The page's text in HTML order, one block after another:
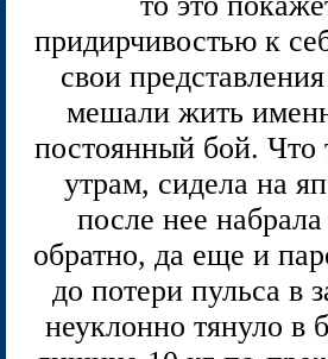
придирчивостью к
свои
мешали жить
постоянный бой. Что
утрам, сидела на
после нее
обратно, да еще и
до потери пульса в
неуклонно тянуло в